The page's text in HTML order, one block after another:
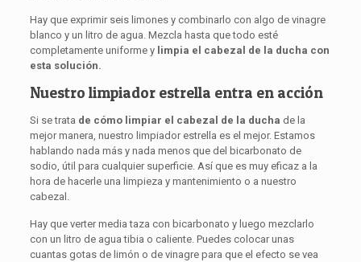
Hay que exprimir seis limones y combinarlo con algo de vinagre
blanco y un litro de agua. Mezcla hasta que todo esté
completamente uniforme y limpia el cabezal de la ducha con
esta solución.
Nuestro limpiador estrella entra en acción
Si se trata de cómo limpiar el cabezal de la ducha de la
mejor manera, nuestro limpiador estrella es el mejor. Estamos
hablando nada más y nada menos que del bicarbonato de
sodio, útil para cualquier superficie. Así que es muy eficaz a la
hora de hacerle una limpieza y mantenimiento o a nuestro
cabezal.
Hay que verter media taza con bicarbonato y luego mezclarlo
con un litro de agua tibia o caliente. Puedes colocar unas
cuantas gotas de limón o de vinagre para que el efecto se vea